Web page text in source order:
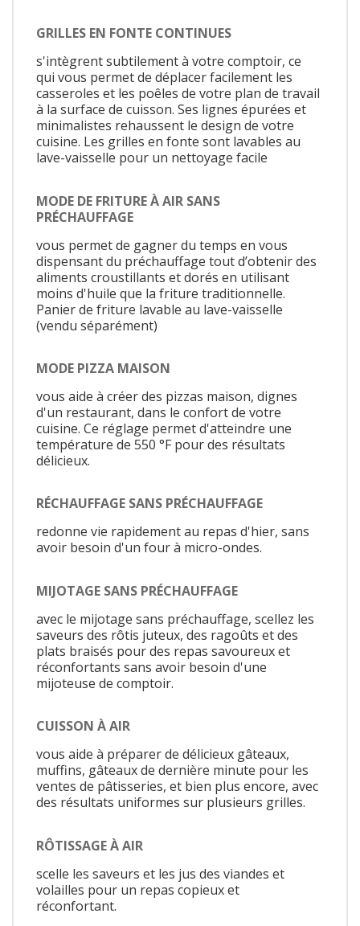
GRILLES EN FONTE CONTINUES
s'intègrent subtilement à votre comptoir, ce
qui vous permet de déplacer facilement les
casseroles et les poêles de votre plan de travail
à la surface de cuisson. Ses lignes épurées et
minimalistes rehaussent le design de votre
cuisine. Les grilles en fonte sont lavables au
lave-vaisselle pour un nettoyage facile
MODE DE FRITURE À AIR SANS
PRÉCHAUFFAGE
vous permet de gagner du temps en vous
dispensant du préchauffage tout d’obtenir des
aliments croustillants et dorés en utilisant
moins d'huile que la friture traditionnelle.
Panier de friture lavable au lave-vaisselle
(vendu séparément)
MODE PIZZA MAISON
vous aide à créer des pizzas maison, dignes
d'un restaurant, dans le confort de votre
cuisine. Ce réglage permet d'atteindre une
température de 550 °F pour des résultats
délicieux.
RÉCHAUFFAGE SANS PRÉCHAUFFAGE
redonne vie rapidement au repas d'hier, sans
avoir besoin d'un four à micro-ondes.
MIJOTAGE SANS PRÉCHAUFFAGE
avec le mijotage sans préchauffage, scellez les
saveurs des rôtis juteux, des ragoûts et des
plats braisés pour des repas savoureux et
réconfortants sans avoir besoin d'une
mijoteuse de comptoir.
CUISSON À AIR
vous aide à préparer de délicieux gâteaux,
muffins, gâteaux de dernière minute pour les
ventes de pâtisseries, et bien plus encore, avec
des résultats uniformes sur plusieurs grilles.
RÔTISSAGE À AIR
scelle les saveurs et les jus des viandes et
volailles pour un repas copieux et
réconfortant.